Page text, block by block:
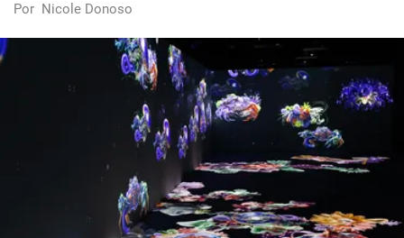
Por Nicole Donoso